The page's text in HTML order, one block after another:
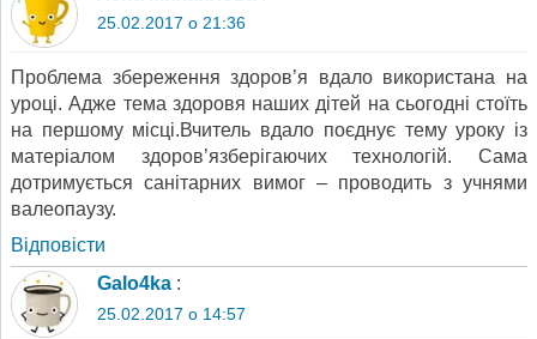
25.02.2017 о 21:36
Проблема збереження здоров’я вдало використана на
уроці. Адже тема здоровя наших дітей на сьогодні стоїть
на першому місці.Вчитель вдало поєднує тему уроку із
матеріалом здоров’язберігаючих технологій. Сама
дотримується санітарних вимог – проводить з учнями
валеопаузу.
Відповіcти
Galo4ka :
25.02.2017 о 14:57